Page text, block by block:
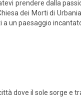
prendere dalla
dei Morti di
a un paesaggio
dove il sole sorge e